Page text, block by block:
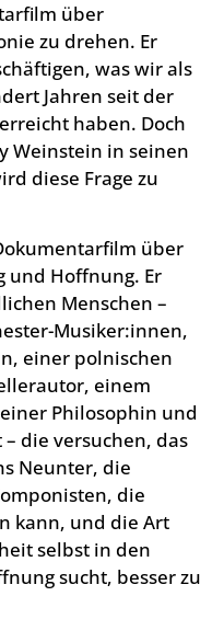
über
zu drehen. Er
was wir als
Jahren seit der
haben. Doch
Weinstein in seinen
diese Frage zu
über
und Hoffnung. Er
Menschen –
Musiker:innen,
einer polnischen
einem
Philosophin und
die versuchen, das
Neunter, die
die
kann, und die Art
selbst in den
sucht, besser zu